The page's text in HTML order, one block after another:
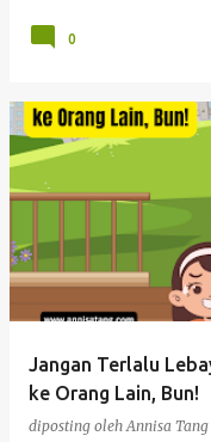
0
Jangan Terlalu
ke Orang Lain, Bun!
diposting olehAnnisa Tang